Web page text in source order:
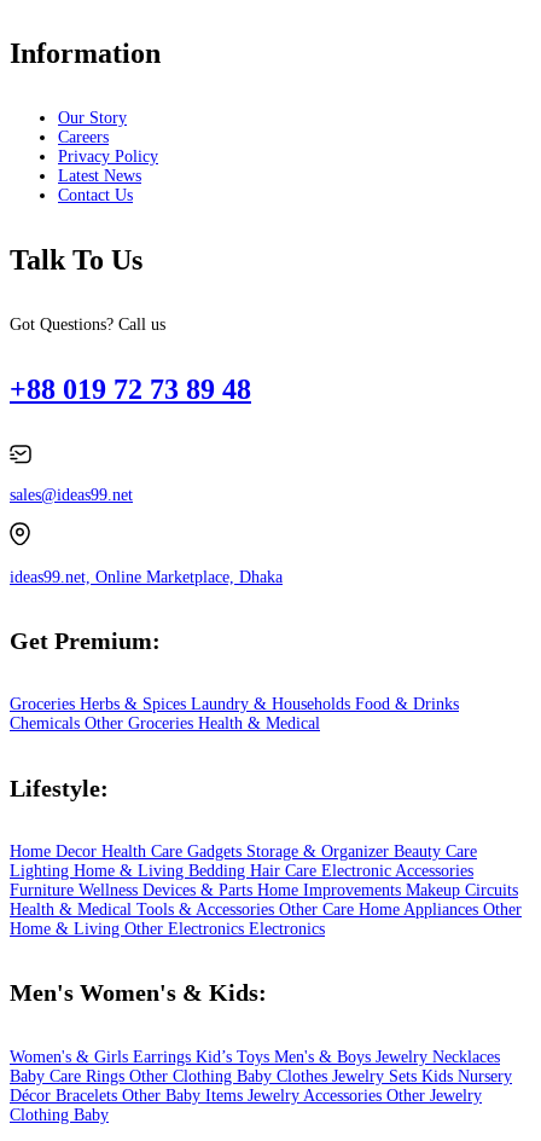
Information
Our Story
Careers
Privacy Policy
Latest News
Contact Us
Talk To Us
Got Questions? Call us
+88 019 72 73 89 48
sales@ideas99.net
ideas99.net, Online Marketplace, Dhaka
Get Premium:
Groceries Herbs & Spices Laundry & Households Food & Drinks
Chemicals Other Groceries Health & Medical
Lifestyle:
Home Decor Health Care Gadgets Storage & Organizer Beauty Care
Lighting Home & Living Bedding Hair Care Electronic Accessories
Furniture Wellness Devices & Parts Home Improvements Makeup Circuits
Health & Medical Tools & Accessories Other Care Home Appliances Other
Home & Living Other Electronics Electronics
Men's Women's & Kids:
Women's & Girls Earrings Kid’s Toys Men's & Boys Jewelry Necklaces
Baby Care Rings Other Clothing Baby Clothes Jewelry Sets Kids Nursery
Décor Bracelets Other Baby Items Jewelry Accessories Other Jewelry
Clothing Baby